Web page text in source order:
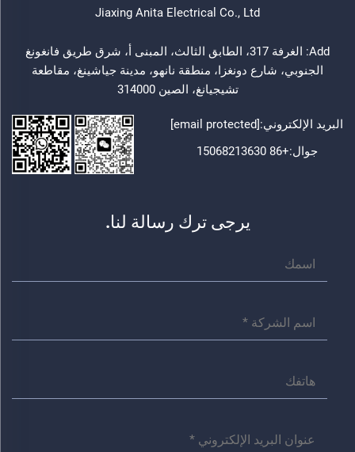
Jiaxing Anita Electrical Co., Ltd
Add: الغرفة 317، الطابق الثالث، المبنى أ، شرق طريق فانغونغ
الجنوبي، شارع دونغزا، منطقة نانهو، مدينة جياشينغ، مقاطعة
تشيجيانغ، الصين 314000
البريد الإلكتروني:[email protected]
جوال:+86 15068213630
يرجى ترك رسالة لنا.